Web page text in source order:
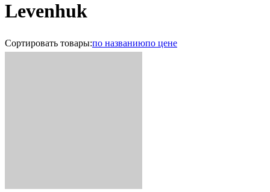
Levenhuk
Сортировать товары:по названиюпо цене